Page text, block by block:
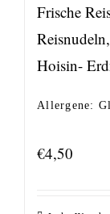
Frische
Hoisin-
Allergene:
€4,50